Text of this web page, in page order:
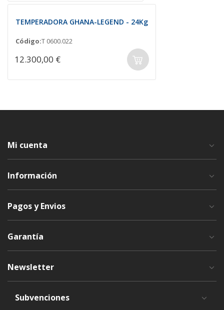
TEMPERADORA GHANA-LEGEND - 24Kg
Código:T 0600.022
12.300,00 €
Mi cuenta
Información
Pagos y Envios
Garantía
Newsletter
Subvenciones